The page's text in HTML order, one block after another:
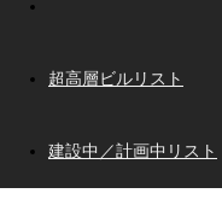
超高層ビルリスト
建設中／計画中リスト